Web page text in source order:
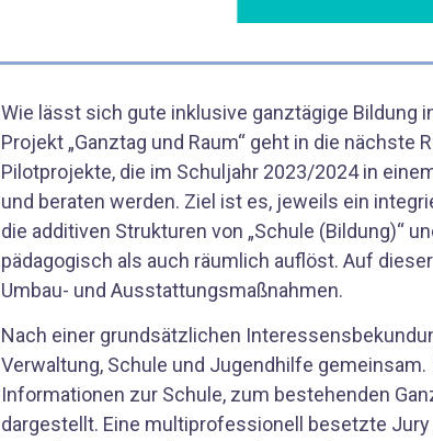
Wie lässt sich gute inklusive ganztägige Bildung
Projekt „Ganztag und Raum“ geht in die nächste
Pilotprojekte, die im Schuljahr 2023/2024 in
und beraten werden. Ziel ist es, jeweils ein
die additiven Strukturen von „Schule (Bildung)“
pädagogisch als auch räumlich auflöst. Auf
Umbau- und Ausstattungsmaßnahmen.
Nach einer grundsätzlichen
Verwaltung, Schule und Jugendhilfe
Informationen zur Schule, zum bestehenden
dargestellt. Eine multiprofessionell besetzte